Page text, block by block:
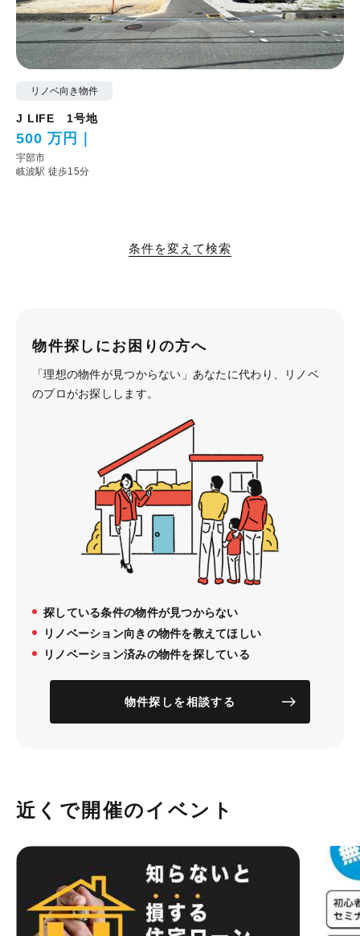
リノベ向き物件
J LIFE 1号地
500 万円
宇部市
岐波駅 徒歩15分
条件を変えて検索
物件探しにお困りの方へ
「理想の物件が見つからない」あなたに代わり、
リノベ
のプロがお探しします。
探している条件の物件が見つからない
リノベーション向きの物件を教えてほしい
リノベーション済みの物件を探している
物件探しを相談する
近くで開催のイベント